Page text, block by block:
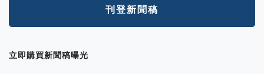
刊登新聞稿
立即購買新聞稿曝光